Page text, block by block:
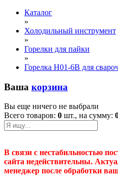
Каталог
»
Холодильный инструмент
»
Горелки для пайки
»
Горелка H01-6B для
Ваша корзина
Вы еще ничего не выбрали
Всего товаров: 0 шт., на сумму:
В связи с нестабильностью
сайта недействительны.
менеджер после обработки